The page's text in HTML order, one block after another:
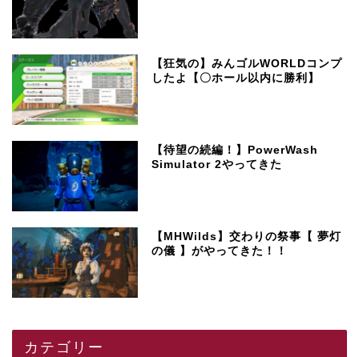
【狂気の】みんゴルWORLDコンプ
したよ【〇ホール以内に勝利】
【待望の続編！】PowerWash
Simulator 2やってきた
【MHWilds】交わりの祭事【 夢灯
の儀 】がやってきた！！
カテゴリー